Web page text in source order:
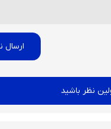
نظر باشید